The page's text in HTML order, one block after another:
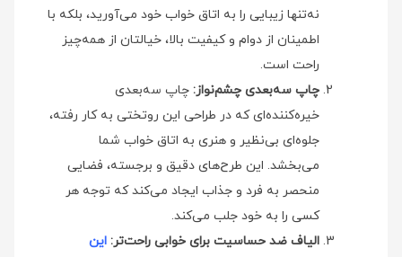
نه‌تنها زیبایی را به اتاق خواب خود می‌آورید، بلکه با
اطمینان از دوام و کیفیت بالا، خیالتان از همه‌چیز
راحت است.
چاپ سه‌بعدی چشم‌نواز: چاپ سه‌بعدی
خیره‌کننده‌ای که در طراحی این روتختی به کار رفته،
جلوه‌ای بی‌نظیر و هنری به اتاق خواب شما
می‌بخشد. این طرح‌های دقیق و برجسته، فضایی
منحصر به فرد و جذاب ایجاد می‌کند که توجه هر
کسی را به خود جلب می‌کند.
الیاف ضد حساسیت برای خوابی راحت‌تر: این